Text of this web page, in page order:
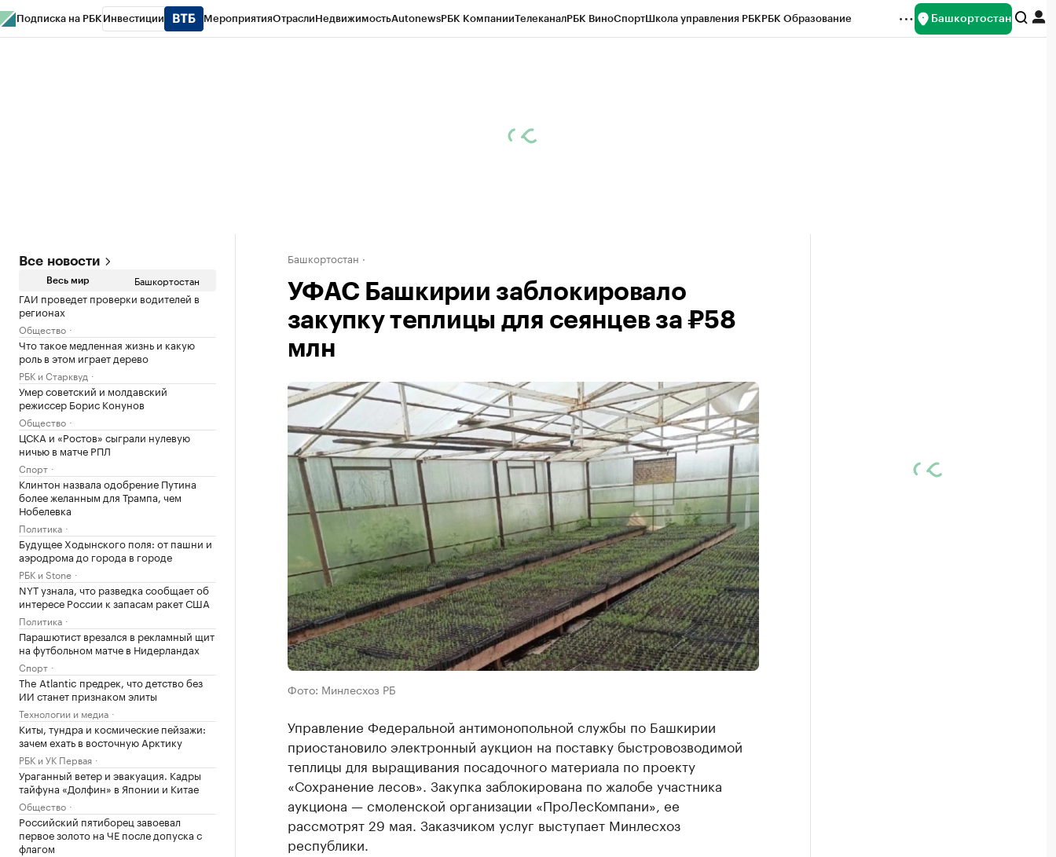
Подписка на РБК Инвестиции МероприятияОтраслиНедвижимостьAutonewsРБК КомпанииТелеканалРБК ВиноСпортШкола управления РБКРБК Образование Башкортостан
Все новости
Весь мир Башкортостан
ГАИ проведет проверки водителей в
регионах
Общество
Что такое медленная жизнь и какую
роль в этом играет дерево
РБК и Старквуд
Умер советский и молдавский
режиссер Борис Конунов
Общество
ЦСКА и «Ростов» сыграли нулевую
ничью в матче РПЛ
Спорт
Клинтон назвала одобрение Путина
более желанным для Трампа, чем
Нобелевка
Политика
Будущее Ходынского поля: от пашни и
аэродрома до города в городе
РБК и Stone
NYT узнала, что разведка сообщает об
интересе России к запасам ракет США
Политика
Парашютист врезался в рекламный щит
на футбольном матче в Нидерландах
Спорт
The Atlantic предрек, что детство без
ИИ станет признаком элиты
Технологии и медиа
Киты, тундра и космические пейзажи:
зачем ехать в восточную Арктику
РБК и УК Первая
Ураганный ветер и эвакуация. Кадры
тайфуна «Долфин» в Японии и Китае
Общество
Российский пятиборец завоевал
первое золото на ЧЕ после допуска с
флагом
Башкортостан
УФАС Башкирии заблокировало
закупку теплицы для сеянцев за ₽58
млн
Фото: Минлесхоз РБ
Управление Федеральной антимонопольной службы по Башкирии
приостановило электронный аукцион на поставку быстровозводимой
теплицы для выращивания посадочного материала по проекту
«Сохранение лесов». Закупка заблокирована по жалобе участника
аукциона — смоленской организации «ПроЛесКомпани», ее
рассмотрят 29 мая. Заказчиком услуг выступает Минлесхоз
республики.